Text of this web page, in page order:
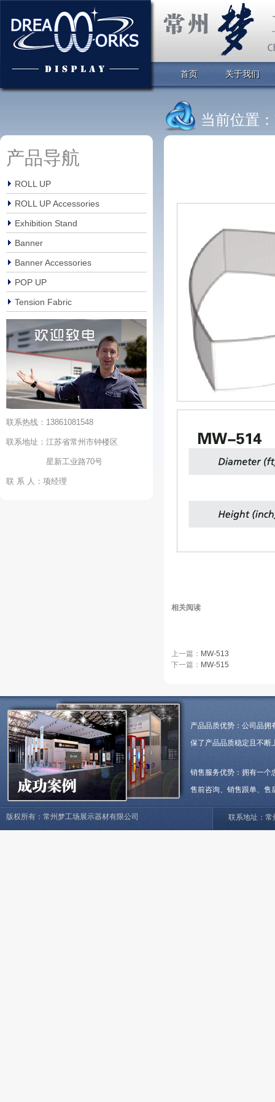
首页 关于我们
产品导航
ROLL UP
ROLL UP Accessories
Exhibition Stand
Banner
Banner Accessories
POP UP
Tension Fabric
联系热线：13861081548
联系地址：江苏省常州市钟楼区
星新工业路70号
联 系 人：项经理
当前位置：
相关阅读
上一篇： MW-513
下一篇： MW-515
产品品质优势：公司品拥
保了产品品质稳定且不断
销售服务优势：拥有一个
售前咨询、销售跟单、售
版权所有：常州梦工场展示器材有限公司 联系地址：